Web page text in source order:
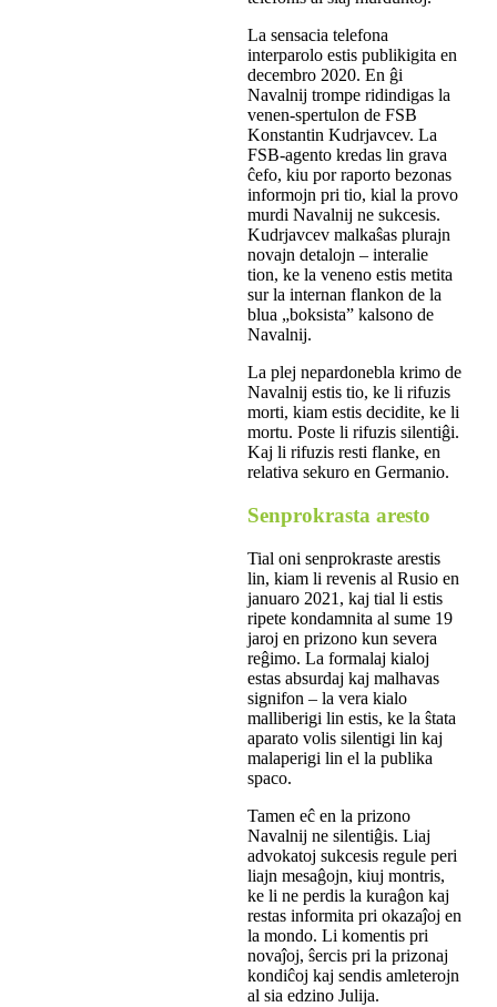
La sensacia telefona
interparolo estis publikigita en
decembro 2020. En ĝi
Navalnij trompe ridindigas la
venen-spertulon de FSB
Konstantin Kudrjavcev. La
FSB-agento kredas lin grava
ĉefo, kiu por raporto bezonas
informojn pri tio, kial la provo
murdi Navalnij ne sukcesis.
Kudrjavcev malkaŝas plurajn
novajn detalojn – interalie
tion, ke la veneno estis metita
sur la internan flankon de la
blua „boksista” kalsono de
Navalnij.
La plej nepardonebla krimo de
Navalnij estis tio, ke li rifuzis
morti, kiam estis decidite, ke li
mortu. Poste li rifuzis silentiĝi.
Kaj li rifuzis resti flanke, en
relativa sekuro en Germanio.
Senprokrasta aresto
Tial oni senprokraste arestis
lin, kiam li revenis al Rusio en
januaro 2021, kaj tial li estis
ripete kondamnita al sume 19
jaroj en prizono kun severa
reĝimo. La formalaj kialoj
estas absurdaj kaj malhavas
signifon – la vera kialo
malliberigi lin estis, ke la ŝtata
aparato volis silentigi lin kaj
malaperigi lin el la publika
spaco.
Tamen eĉ en la prizono
Navalnij ne silentiĝis. Liaj
advokatoj sukcesis regule peri
liajn mesaĝojn, kiuj montris,
ke li ne perdis la kuraĝon kaj
restas informita pri okazaĵoj en
la mondo. Li komentis pri
novaĵoj, ŝercis pri la prizonaj
kondiĉoj kaj sendis amleterojn
al sia edzino Julija.